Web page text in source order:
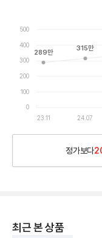
0
100
200
300
400
500
23.11 24.07
289만
315만
정가보다
최근 본 상품